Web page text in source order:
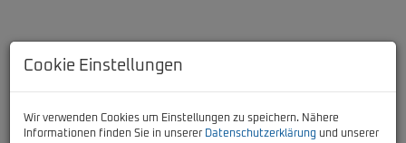
KI-Bearbeitet
Cookie Einstellungen
Wir verwenden Cookies um Einstellungen zu speichern. Nähere
Informationen finden Sie in unserer Datenschutzerklärung und unserer